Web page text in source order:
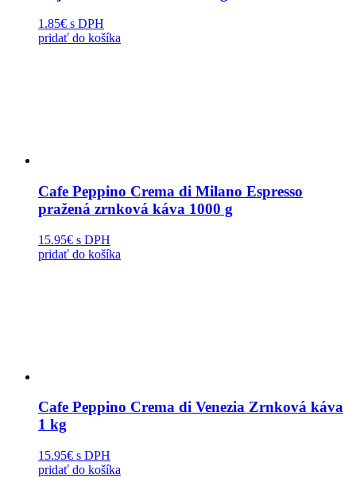
1.85€ s DPH
pridať do košíka
Cafe Peppino Crema di Milano Espresso
pražená zrnková káva 1000 g
15.95€ s DPH
pridať do košíka
Cafe Peppino Crema di Venezia Zrnková káva
1 kg
15.95€ s DPH
pridať do košíka